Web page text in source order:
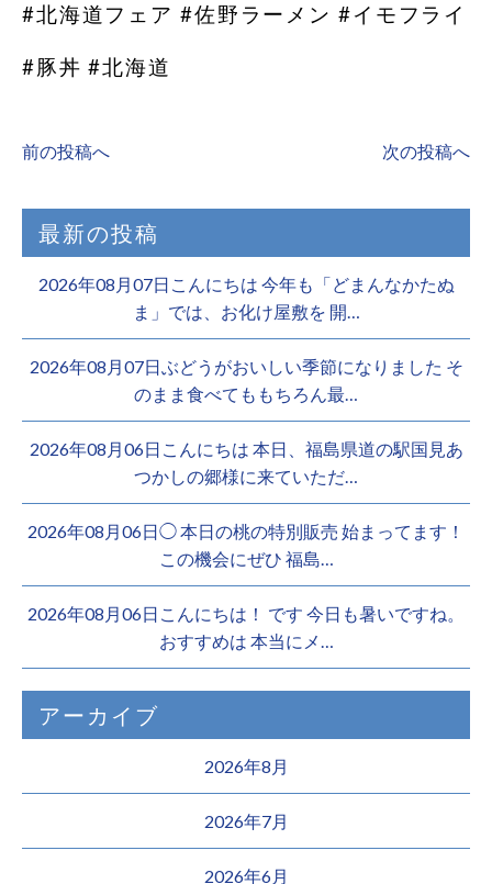
#北海道フェア #佐野ラーメン #イモフライ
#豚丼 #北海道
前の投稿へ 次の投稿へ
最新の投稿
2026年08月07日こんにちは 今年も「どまんなかたぬ
ま」では、お化け屋敷を 開…
2026年08月07日ぶどうがおいしい季節になりました そ
のまま食べてももちろん最…
2026年08月06日こんにちは 本日、福島県道の駅国見あ
つかしの郷様に来ていただ…
2026年08月06日◯ 本日の桃の特別販売 始まってます！
この機会にぜひ 福島…
2026年08月06日こんにちは！ です 今日も暑いですね。
おすすめは 本当にメ…
アーカイブ
2026年8月
2026年7月
2026年6月